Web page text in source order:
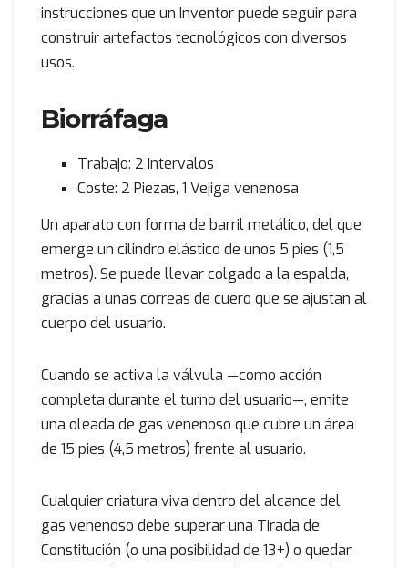
instrucciones que un Inventor puede seguir para
construir artefactos tecnológicos con diversos
usos.
Biorráfaga
Trabajo: 2 Intervalos
Coste: 2 Piezas, 1 Vejiga venenosa
Un aparato con forma de barril metálico, del que
emerge un cilindro elástico de unos 5 pies (1,5
metros). Se puede llevar colgado a la espalda,
gracias a unas correas de cuero que se ajustan al
cuerpo del usuario.
Cuando se activa la válvula —como acción
completa durante el turno del usuario—, emite
una oleada de gas venenoso que cubre un área
de 15 pies (4,5 metros) frente al usuario.
Cualquier criatura viva dentro del alcance del
gas venenoso debe superar una Tirada de
Constitución (o una posibilidad de 13+) o quedar